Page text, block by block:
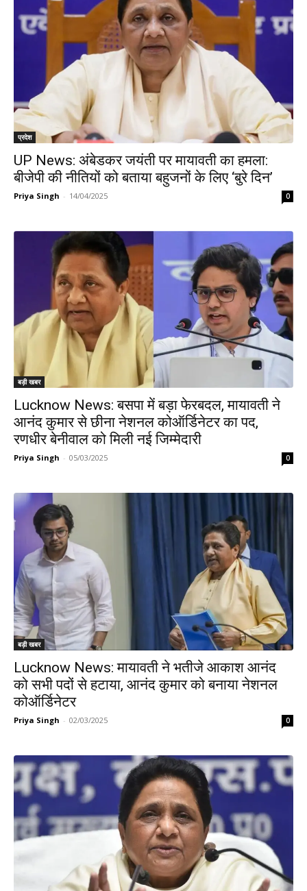
प्रदेश
UP News: अंबेडकर जयंती पर मायावती का हमला:
बीजेपी की नीतियों को बताया बहुजनों के लिए ‘बुरे दिन’
Priya Singh - 14/04/2025 0
बड़ी खबर
Lucknow News: बसपा में बड़ा फेरबदल, मायावती ने
आनंद कुमार से छीना नेशनल कोऑर्डिनेटर का पद,
रणधीर बेनीवाल को मिली नई जिम्मेदारी
Priya Singh - 05/03/2025 0
बड़ी खबर
Lucknow News: मायावती ने भतीजे आकाश आनंद
को सभी पदों से हटाया, आनंद कुमार को बनाया नेशनल
कोऑर्डिनेटर
Priya Singh - 02/03/2025 0